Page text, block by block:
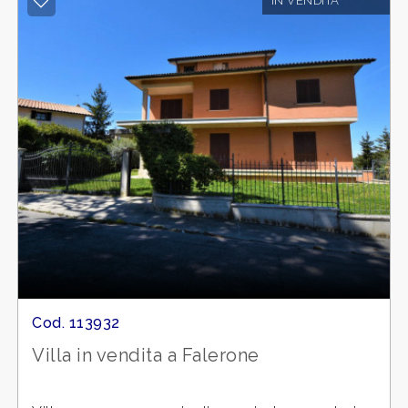
Cod. 113932
Villa in vendita a Falerone